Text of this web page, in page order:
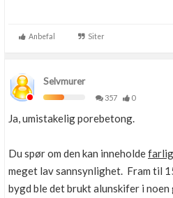
Anbefal Siter
Selvmurer
357
0
Ja, umistakelig porebetong.
Du spør om den kan inneholde
meget lav sannsynlighet. Fram til
bygd ble det brukt alunskifer i